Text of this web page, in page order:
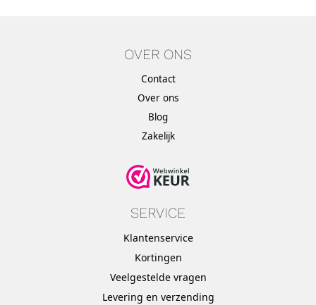
OVER ONS
Contact
Over ons
Blog
Zakelijk
SERVICE
Klantenservice
Kortingen
Veelgestelde vragen
Levering en verzending